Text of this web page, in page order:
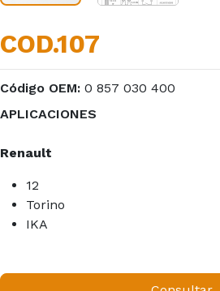
COD.107
Código OEM: 0 857 030 400
APLICACIONES
Renault
12
Torino
IKA